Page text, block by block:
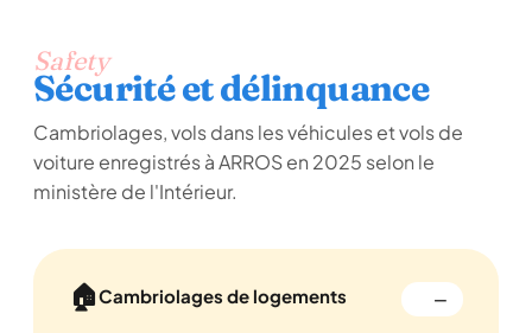
Safety
Sécurité et délinquance
Cambriolages, vols dans les véhicules et vols de
voiture enregistrés à ARROS en 2025 selon le
ministère de l'Intérieur.
🏠Cambriolages de logements —